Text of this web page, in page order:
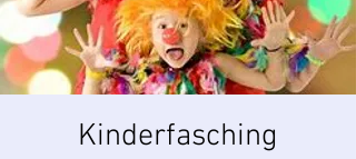
Kinderfasching